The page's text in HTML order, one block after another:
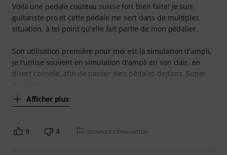
Voilà une pedale couteau suisse fort bien faite! Je suis
guitariste pro et cette pedale me sert dans de multiples
situation, à tel point qu'elle fait partie de mon pédalier.
Son utilisation première pour moi est la simulation d'ampli,
je l'utilise souvent en simulation d'ampli en son clair, en
direct console, afin de passer mes pédales dedans. Super
Afficher plus
9 4 SIGNALER L'ÉVALUATION